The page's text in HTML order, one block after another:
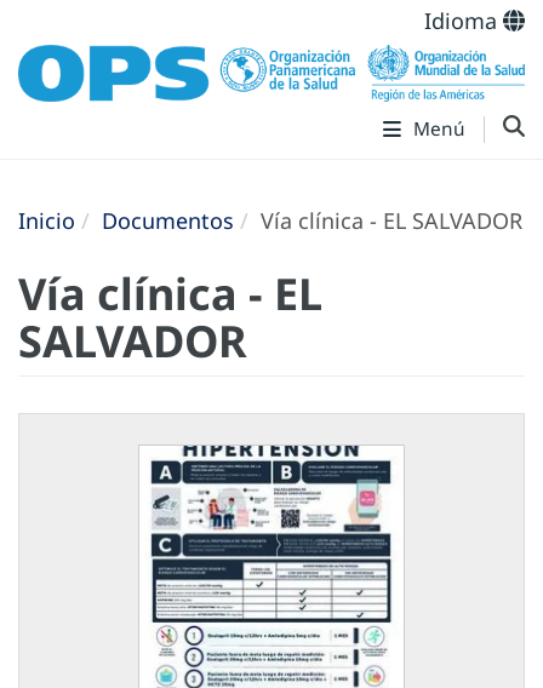
Idioma
Menú
Inicio Documentos Vía clínica - EL SALVADOR
Vía clínica - EL
SALVADOR